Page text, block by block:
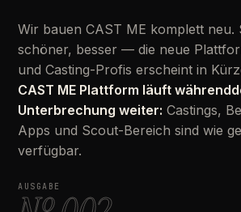
Wir bauen CAST ME komplett neu.
schöner, besser — die neue
und Casting-Profis erscheint in
CAST ME Plattform läuft
Unterbrechung weiter: Castings,
Apps und Scout-Bereich sind wie
verfügbar.
AUSGABE